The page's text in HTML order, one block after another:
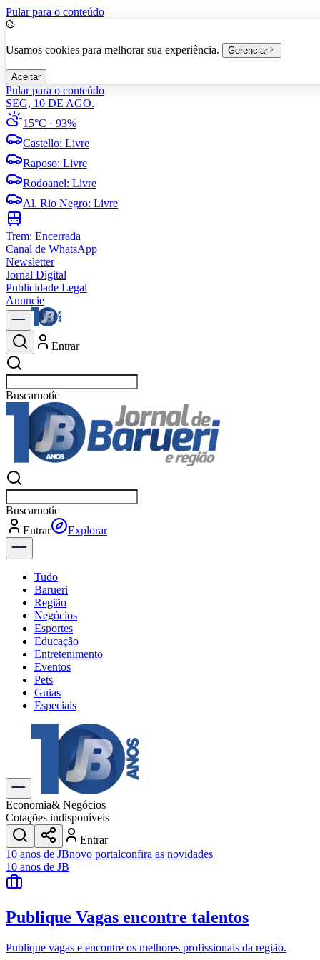
Pular para o conteúdo
Usamos cookies para melhorar sua experiência. Gerenciar
Aceitar
Pular para o conteúdo
SEG, 10 DE AGO.
15°C · 93%
Castello: Livre
Raposo: Livre
Rodoanel: Livre
Al. Rio Negro: Livre
Trem: Encerrada
Canal de WhatsApp
Newsletter
Jornal Digital
Publicidade Legal
Anuncie
Entrar
Buscareventos em Bar
Buscareventos em Bar
Entrar
Para Você
Tudo
Barueri
Região
Negócios
Esportes
Educação
Entretenimento
Eventos
Pets
Guias
Especiais
Explore Tudo
Últimas Notícias
Previsão do Tempo
Trânsito e Rotas
Dia a Dia & Lazer
Transportes
Gastronomia
Cinema & Shows
JogosNovo
Para Sua Empresa
Cadastrar Empresa
Divulgar VagasNovo
Publicidade Legal
Economia& Negócios
Cotações indisponíveis
Entrar
10 anos de JBnovo portalconfira as novidades
10 anos de JB
Publique Vagas encontre talentos
Publique vagas e encontre os melhores profissionais da região.